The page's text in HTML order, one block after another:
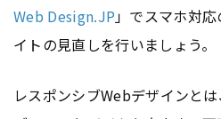
Web Design.JP」でスマホ対
イトの見直しを行いましょう。
レスポンシブWebデザインとは